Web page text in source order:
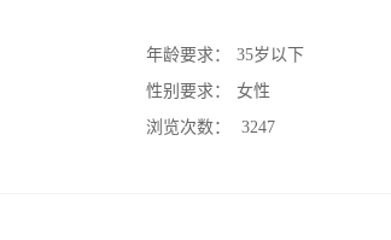
年龄要求：
35岁以下
性别要求：
女性
浏览次数：
3247